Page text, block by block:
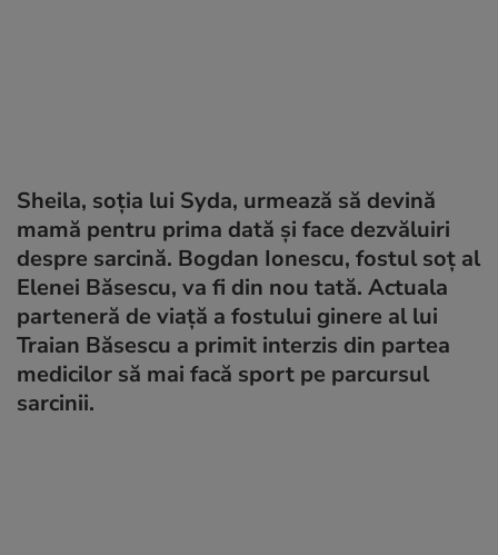
Sheila, soția lui Syda, urmează să devină
mamă pentru prima dată și face dezvăluiri
despre sarcină. Bogdan Ionescu, fostul soț al
Elenei Băsescu, va fi din nou tată. Actuala
parteneră de viață a fostului ginere al lui
Traian Băsescu a primit interzis din partea
medicilor să mai facă sport pe parcursul
sarcinii.